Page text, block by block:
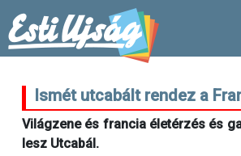
Ismét utcabált rendez a
Világzene és francia életérzés és
lesz Utcabál.